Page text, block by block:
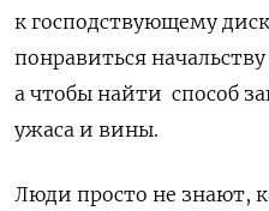
к господствующему
понравиться
а чтобы найти способ
ужаса и вины.
Люди просто не знают,